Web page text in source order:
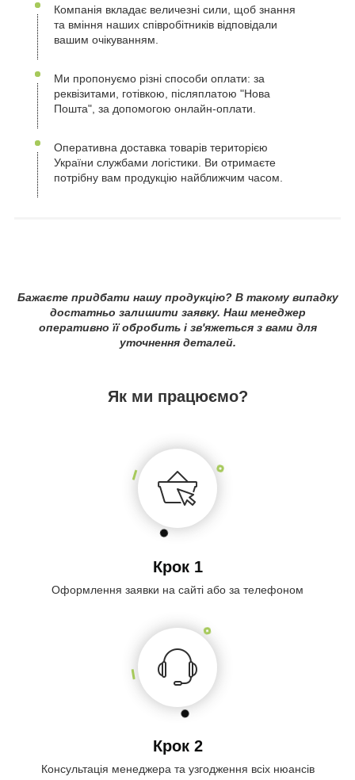
Компанія вкладає величезні сили, щоб знання
та вміння наших співробітників відповідали
вашим очікуванням.
Ми пропонуємо різні способи оплати: за
реквізитами, готівкою, післяплатою "Нова
Пошта", за допомогою онлайн-оплати.
Оперативна доставка товарів територією
України службами логістики. Ви отримаєте
потрібну вам продукцію найближчим часом.
Бажаєте придбати нашу продукцію? В такому випадку
достатньо залишити заявку. Наш менеджер
оперативно її обробить і зв'яжеться з вами для
уточнення деталей.
Як ми працюємо?
Крок 1
Оформлення заявки на сайті або за телефоном
Крок 2
Консультація менеджера та узгодження всіх нюансів